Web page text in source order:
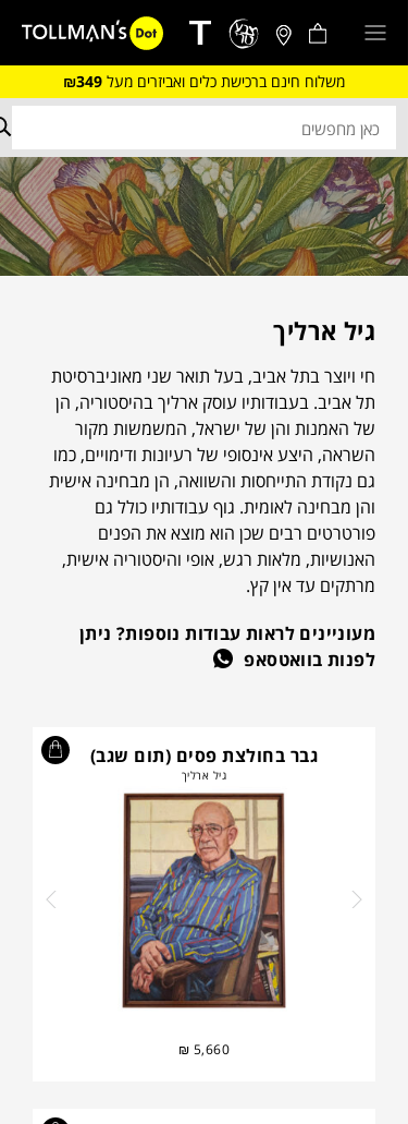
משלוח חינם ברכישת כלים ואביזרים מעל ₪349
גיל ארליך
חי ויוצר בתל אביב, בעל תואר שני מאוניברסיטת
תל אביב. בעבודותיו עוסק ארליך בהיסטוריה, הן
של האמנות והן של ישראל, המשמשות מקור
השראה, היצע אינסופי של רעיונות ודימויים, כמו
גם נקודת התייחסות והשוואה, הן מבחינה אישית
והן מבחינה לאומית. גוף עבודותיו כולל גם
פורטרטים רבים שכן הוא מוצא את הפנים
האנושיות, מלאות רגש, אופי והיסטוריה אישית,
מרתקים עד אין קץ.
מעוניינים לראות עבודות נוספות? ניתן
לפנות בוואטסאפ
גבר בחולצת פסים (תום שגב)
גיל ארליך
₪ 5,660